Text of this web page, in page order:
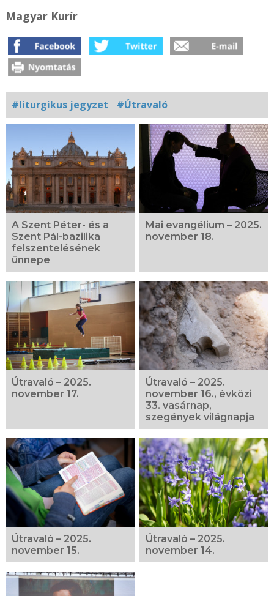
Magyar Kurír
#liturgikus jegyzet #Útravaló
fotógaléria
A Szent Péter- és a
Szent Pál-bazilika
felszentelésének
ünnepe
Mai evangélium – 2025.
november 18.
Útravaló – 2025.
november 17.
Útravaló – 2025.
november 16., évközi
33. vasárnap,
szegények világnapja
Útravaló – 2025.
november 15.
Útravaló – 2025.
november 14.